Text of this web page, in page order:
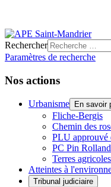
Rechercher
Paramètres de recherche
Nos actions
Urbanisme En savoir
Fliche-Bergis
Chemin des
PLU approuvé
PC Pin
Terres
Atteintes à
Tribunal judiciaire